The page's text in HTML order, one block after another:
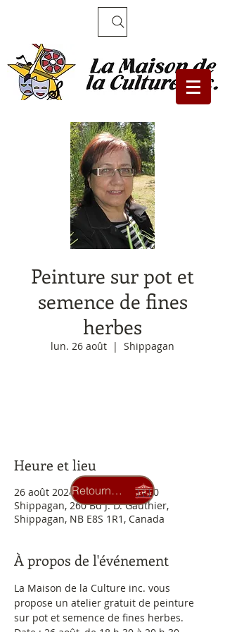
Peinture sur pot et
semence de fines
herbes
lun. 26 août
  |
Shippagan
Heure et lieu
26 août 2024, 18 h 30 – 20 h 30
Shippagan, 260 Bd J. D. Gauthier,
Shippagan, NB E8S 1R1, Canada
À propos de l'événement
La Maison de la Culture inc. vous
propose un atelier gratuit de peinture
sur pot et semence de fines herbes.
Retourner au carrousel